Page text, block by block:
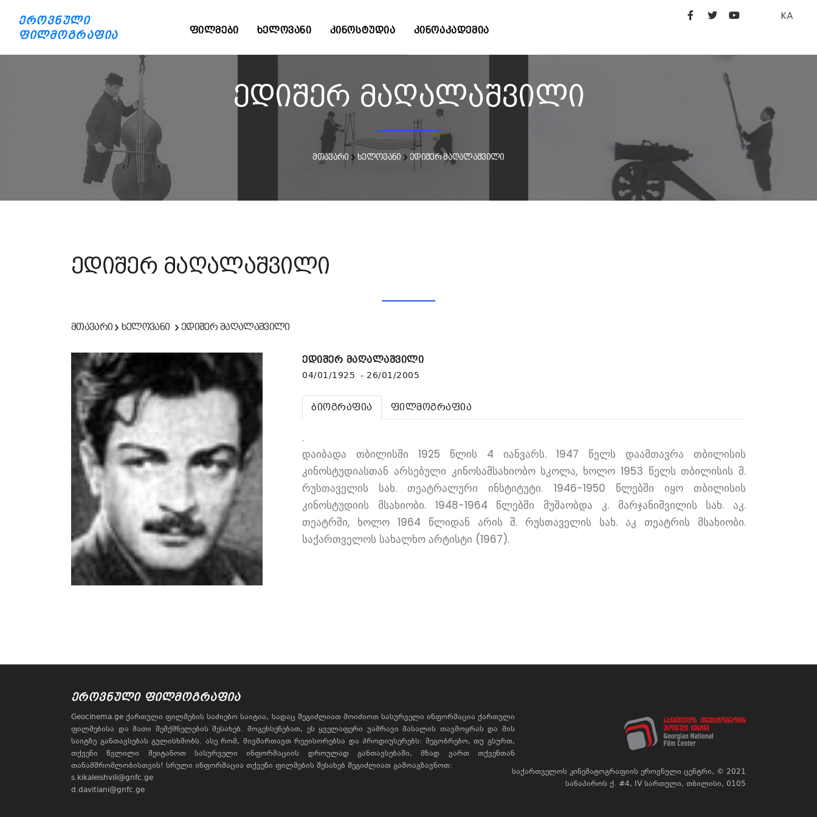
ეროვნული
ფილმოგრაფია
KA
ᲤᲘᲚᲛᲔᲑᲘ ᲮᲔᲚᲝᲕᲐᲜᲘ ᲙᲘᲜᲝᲡᲢᲣᲓᲘᲐ ᲙᲘᲜᲝᲐᲙᲐᲓᲔᲛᲘᲐ
ედიშერ მაღალაშვილი
მთავარი ხელოვანი ედიშერ მაღალაშვილი
ედიშერ მაღალაშვილი
მთავარი ხელოვანი ედიშერ მაღალაშვილი
ედიშერ მაღალაშვილი
04/01/1925 - 26/01/2005
ბიოგრაფია ფილმოგრაფია
.
დაიბადა თბილისში 1925 წლის 4 იანვარს. 1947 წელს დაამთავრა თბილისის
კინოსტუდიასთან არსებული კინოსამსახიობო სკოლა, ხოლო 1953 წელს თბილისის შ.
რუსთაველის სახ. თეატრალური ინსტიტუტი. 1946-1950 წლებში იყო თბილისის
კინოსტუდიის მსახიობი. 1948-1964 წლებში მუშაობდა კ. მარჯანიშვილის სახ. აკ.
თეატრში, ხოლო 1964 წლიდან არის შ. რუსთაველის სახ. აკ თეატრის მსახიობი.
საქართველოს სახალხო არტისტი (1967).
ᲔᲠᲝᲕᲜᲣᲚᲘ ᲤᲘᲚᲛᲝᲒᲠᲐᲤᲘᲐ
Geocinema.ge ქართული ფილმების საძიებო საიტია, სადაც შეგიძლიათ მოიძიოთ სასურველი ინფორმაცია ქართული
ფილმებისა და მათი შემქმნელების შესახებ. მოგეხსენებათ, ეს ყველაფერი უამრავი მასალის თავმოყრას და მის
საიტზე განთავსებას გულისხმობს. ასე რომ, მივმართავთ რეჟისორებსა და პროდიუსერებს: მეგობრებო, თუ გსურთ,
თქვენი წვლილი შეიტანოთ სასურველი ინფორმაციის დროულად განთავსებაში, მზად ვართ თქვენთან
თანამშრომლობისთვის! სრული ინფორმაცია თქვენი ფილმების შესახებ შეგიძლიათ გამოაგზავნოთ:
s.kikaleishvili@gnfc.ge
d.davitiani@gnfc.ge
საქართველოს კინემატოგრაფიის ეროვნული ცენტრი, © 2021
სანაპიროს ქ. #4, IV სართული, თბილისი, 0105